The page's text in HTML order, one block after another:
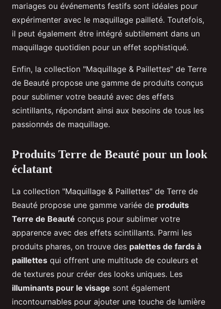
mariages ou événements festifs sont idéales pour
expérimenter avec le maquillage pailleté. Toutefois,
il peut également être intégré subtilement dans un
maquillage quotidien pour un effet sophistiqué.
Enfin, la collection "Maquillage & Paillettes" de Terre
de Beauté propose une gamme de produits conçus
pour sublimer votre beauté avec des effets
scintillants, répondant ainsi aux besoins de tous les
passionnés de maquillage.
Produits Terre de Beauté pour un look
éclatant
La collection "Maquillage & Paillettes" de Terre de
Beauté propose une gamme variée de produits
Terre de Beauté conçus pour sublimer votre
apparence avec des effets scintillants. Parmi les
produits phares, on trouve des palettes de fards à
paillettes qui offrent une multitude de couleurs et
de textures pour créer des looks uniques. Les
illuminants pour le visage sont également
incontournables pour ajouter une touche de lumière